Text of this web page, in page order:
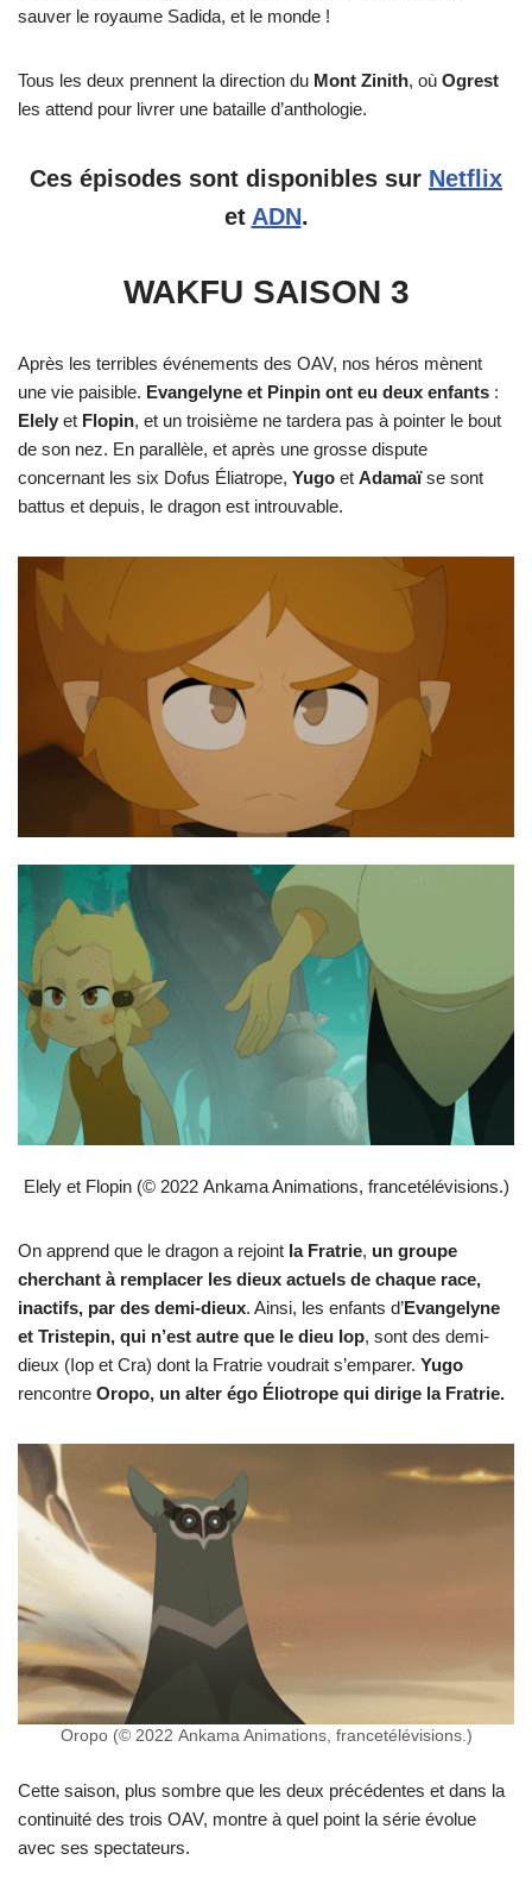
sauver le royaume Sadida, et le monde !
Tous les deux prennent la direction du Mont Zinith, où Ogrest
les attend pour livrer une bataille d’anthologie.
Ces épisodes sont disponibles sur Netflix
et ADN.
WAKFU SAISON 3
Après les terribles événements des OAV, nos héros mènent
une vie paisible. Evangelyne et Pinpin ont eu deux enfants :
Elely et Flopin, et un troisième ne tardera pas à pointer le bout
de son nez. En parallèle, et après une grosse dispute
concernant les six Dofus Éliatrope, Yugo et Adamaïse sont
battus et depuis, le dragon est introuvable.
Elely et Flopin (© 2022 Ankama Animations, francetélévisions.)
On apprend que le dragon a rejoint la Fratrie, un groupe
cherchant à remplacer les dieux actuels de chaque race,
inactifs, par des demi-dieux. Ainsi, les enfants d’Evangelyne
et Tristepin, qui n’est autre que le dieu Iop, sont des demi-
dieux (Iop et Cra) dont la Fratrie voudrait s’emparer. Yugo
rencontre Oropo, un alter égo Éliotrope qui dirige la Fratrie.
Oropo (© 2022 Ankama Animations, francetélévisions.)
Cette saison, plus sombre que les deux précédentes et dans la
continuité des trois OAV, montre à quel point la série évolue
avec ses spectateurs.